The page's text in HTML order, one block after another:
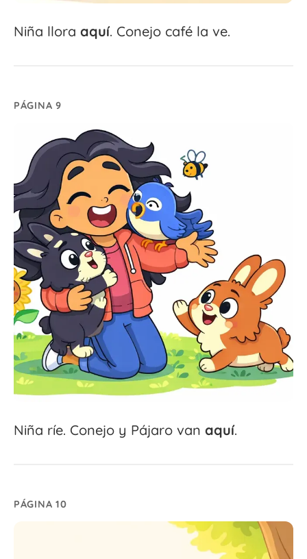
Niña llora aquí. Conejo café la ve.
PÁGINA 9
Niña ríe. Conejo y Pájaro van aquí.
PÁGINA 10